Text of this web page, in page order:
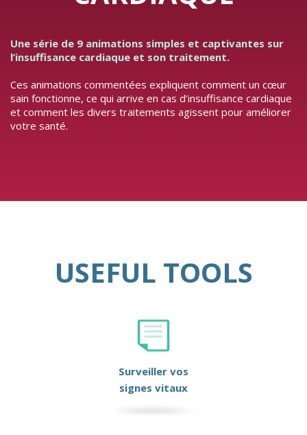
Une série de 9 animations simples et captivantes sur
l’insuffisance cardiaque et son traitement.
Ces animations commentées expliquent comment un cœur
sain fonctionne, ce qui arrive en cas d’insuffisance cardiaque
et comment les divers traitements agissent pour améliorer
votre santé.
USEFUL TOOLS
Surveiller vos
signes vitaux